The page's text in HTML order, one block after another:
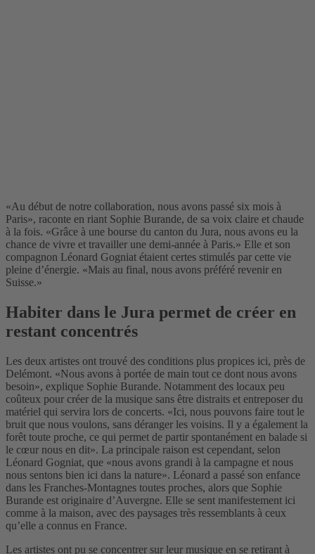
«Au début de notre collaboration, nous avons passé six mois à
Paris», raconte en riant Sophie Burande, de sa voix claire et chaude
à la fois. «Grâce à une bourse du canton du Jura, nous avons eu la
chance de vivre et travailler une demi-année à Paris.» Elle et son
compagnon Léonard Gogniat étaient certes stimulés par cette vie
pleine d’énergie. «Mais au final, nous avons préféré revenir en
Suisse.»
Habiter dans le Jura permet de créer en
restant concentrés
Les deux artistes ont trouvé des conditions plus propices ici, près de
Delémont. «Nous avons à portée de main tout ce dont nous avons
besoin», explique Sophie Burande. Notamment des locaux peu
coûteux pour créer de la musique sans être distraits et entreposer du
matériel qui servira lors de concerts. «Ici, nous pouvons faire tout le
bruit que nous voulons, sans déranger les voisins. Il y a également la
forêt toute proche, ce qui permet de partir spontanément en balade si
le cœur nous en dit». La principale raison est cependant, selon
Léonard Gogniat, que «nous avons grandi à la campagne et nous
nous sentons bien ici dans la nature». Léonard a passé son enfance
dans les Franches-Montagnes toutes proches, alors que Sophie
Burande est originaire d’Auvergne. Elle se sent manifestement ici
comme à la maison, avec des paysages très ressemblants à ceux
qu’elle a connus en France.
Les artistes ont pu se concentrer sur leur musique en se retirant à